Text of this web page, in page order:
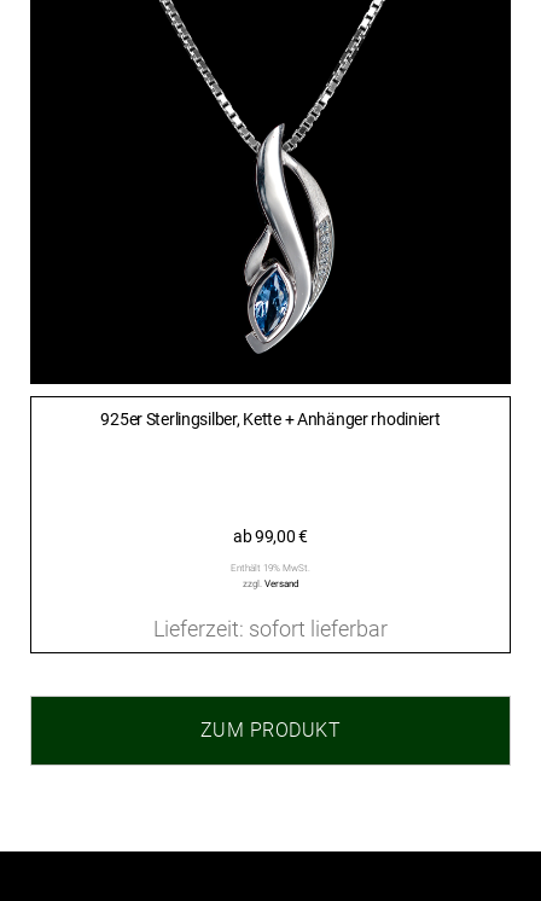
925er Sterlingsilber, Kette + Anhänger rhodiniert
ab99,00€
Enthält 19% MwSt.
zzgl. Versand
Lieferzeit: sofort lieferbar
ZUM PRODUKT